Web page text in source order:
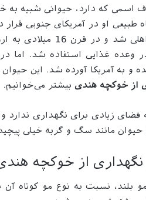
اسمی که دارد، حیوانی شبیه به
طبیعی او در آمریکای جنوبی
در آمریکای جنوبی
و به آمریکا آورده شد. این
از خوکچه هندی بیشتر می‌خوانیم.
زیادی برای نگهداری ندارد
حیوان مانند سگ و گربه خیلی
نگهداری از خوکچه
بلند، نسبت به نوع مو کوتاه آن